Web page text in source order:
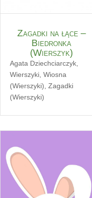
Zagadki na łące –
Biedronka
(Wierszyk)
Agata Dziechciarczyk,
Wierszyki, Wiosna
(Wierszyki), Zagadki
(Wierszyki)